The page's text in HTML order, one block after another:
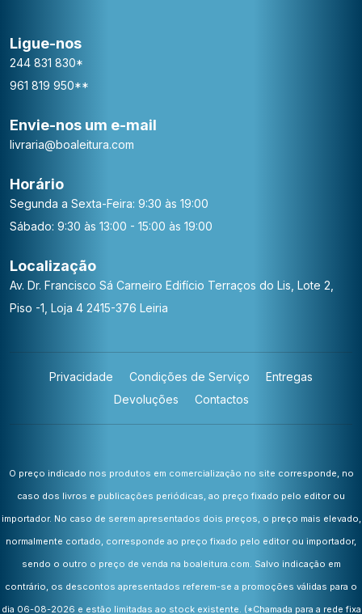
Ligue-nos
244 831 830*
961 819 950**
Envie-nos um e-mail
livraria@boaleitura.com
Horário
Segunda a Sexta-Feira: 9:30 às 19:00
Sábado: 9:30 às 13:00 - 15:00 às 19:00
Localização
Av. Dr. Francisco Sá Carneiro Edifício Terraços do Lis, Lote 2,
Piso -1, Loja 4 2415-376 Leiria
Privacidade Condições de Serviço
Entregas
Devoluções
Contactos
O preço indicado nos produtos em comercialização no site corresponde, no
caso dos livros e publicações periódicas, ao preço fixado pelo editor ou
importador. No caso de serem apresentados dois preços, o preço mais elevado,
normalmente cortado, corresponde ao preço fixado pelo editor ou importador,
sendo o outro o preço de venda na boaleitura.com. Salvo indicação em
contrário, os descontos apresentados referem-se a promoções válidas para o
dia 06-08-2026 e estão limitadas ao stock existente. (*Chamada para a rede fixa